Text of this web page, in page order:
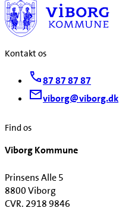
Kontakt os
87 87 87 87
viborg@viborg.dk
Find os
Viborg Kommune
Prinsens Alle 5
8800 Viborg
CVR. 2918 9846